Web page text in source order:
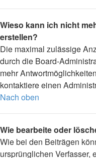
Wieso kann ich nicht
erstellen?
Die maximal zulässige
durch die Board-
mehr
kontaktiere einen
Nach oben
Wie bearbeite oder
Wie bei den Beiträgen
ursprünglichen Verfasser,